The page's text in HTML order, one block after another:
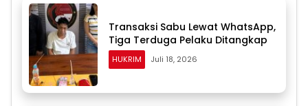
Transaksi Sabu Lewat WhatsApp,
Tiga Terduga Pelaku Ditangkap
HUKRIM Juli 18, 2026